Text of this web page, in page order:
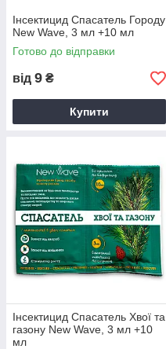
Інсектицид Спасатель Городу
New Wave, 3 мл +10 мл
Готово до відправки
від 9 ₴
Купити
Інсектицид Спасатель Хвої та
газону New Wave, 3 мл +10
мл